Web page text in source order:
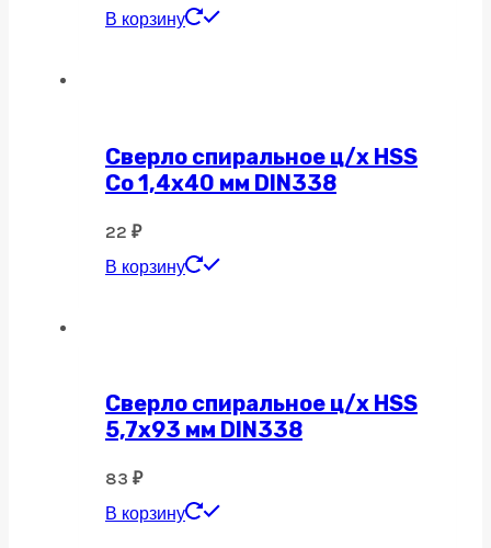
В корзину
Сверло спиральное ц/х HSS
Co 1,4х40 мм DIN338
22 ₽
В корзину
Сверло спиральное ц/х HSS
5,7х93 мм DIN338
83 ₽
В корзину